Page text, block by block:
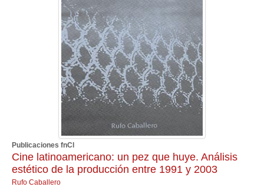
Publicaciones fnCl
Cine latinoamericano: un pez que huye. Análisis
estético de la producción entre 1991 y 2003
Rufo Caballero